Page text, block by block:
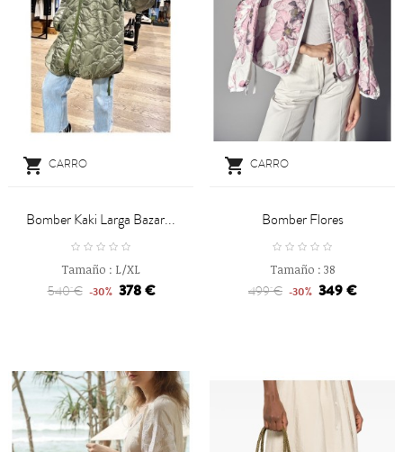
 CARRO
Bomber Kaki Larga Bazar...
Tamaño : L/XL
540 € -30% 378 €
 CARRO
Bomber Flores
Tamaño : 38
499 € -30% 349 €